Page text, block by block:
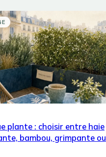
plante : choisir entre haie
bambou, grimpante ou